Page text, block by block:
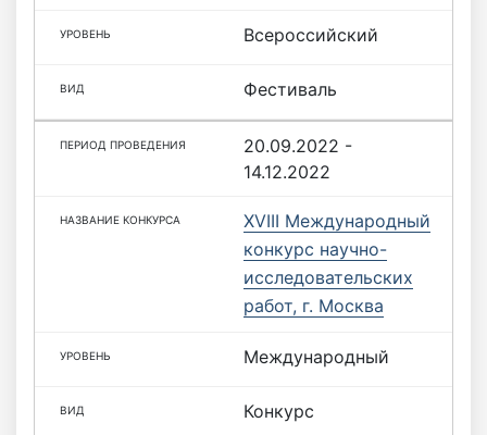
Всероссийский
Фестиваль
20.09.2022 -
14.12.2022
XVIII Международный
конкурс научно-
исследовательских
работ, г. Москва
Международный
Конкурс